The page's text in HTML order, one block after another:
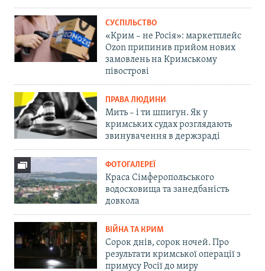
СУСПІЛЬСТВО
«Крим – не Росія»: маркетплейс
Ozon припинив прийом нових
замовлень на Кримському
півострові
ПРАВА ЛЮДИНИ
Мить – і ти шпигун. Як у
кримських судах розглядають
звинувачення в держзраді
ФОТОГАЛЕРЕЇ
Краса Сімферопольського
водосховища та занедбаність
довкола
ВІЙНА ТА КРИМ
Сорок днів, сорок ночей. Про
результати кримської операції з
примусу Росії до миру